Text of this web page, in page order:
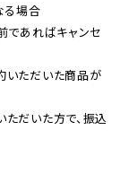
る場合
であればキャンセ
いただいた商品が
だいた方で、振込